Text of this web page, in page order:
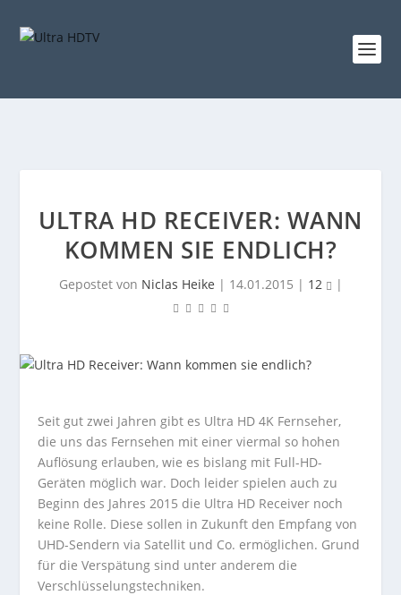
ULTRA HD RECEIVER: WANN
KOMMEN SIE ENDLICH?
Gepostet von Niclas Heike | 14.01.2015 | 12 |
Seit gut zwei Jahren gibt es Ultra HD 4K Fernseher,
die uns das Fernsehen mit einer viermal so hohen
Auflösung erlauben, wie es bislang mit Full-HD-
Geräten möglich war. Doch leider spielen auch zu
Beginn des Jahres 2015 die Ultra HD Receiver noch
keine Rolle. Diese sollen in Zukunft den Empfang von
UHD-Sendern via Satellit und Co. ermöglichen. Grund
für die Verspätung sind unter anderem die
Verschlüsselungstechniken.